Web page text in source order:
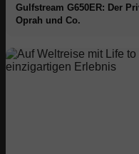
Bvlgari
Cartier
Gulfstream G650ER: Der
Oprah und Co.